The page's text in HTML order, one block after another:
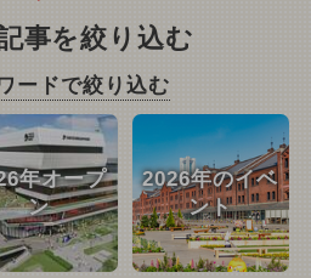
事を絞り込む
ードで絞り込む
年オープ
ン
2026年のイベ
ント